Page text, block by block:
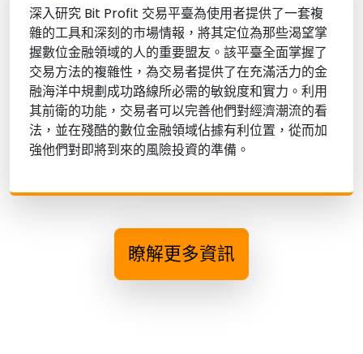
深入研究 Bit Profit 交易平臺為使用者提供了一套複
雜的工具和深刻的市場情報，將其定位為那些渴望掌
握數位金融領域的人的重要盟友。該平臺全面掌握了
交易方法的複雜性，為交易者提供了在充滿活力的金
融海洋中規劃成功路線所必需的敏銳度和實力。利用
其前衛的功能，交易者可以完善他們對經濟潮流的看
法，並在殘酷的數位金融領域佔據有利位置，從而加
強他們對即將到來的風險投資的準備。
瞭解更多資訊